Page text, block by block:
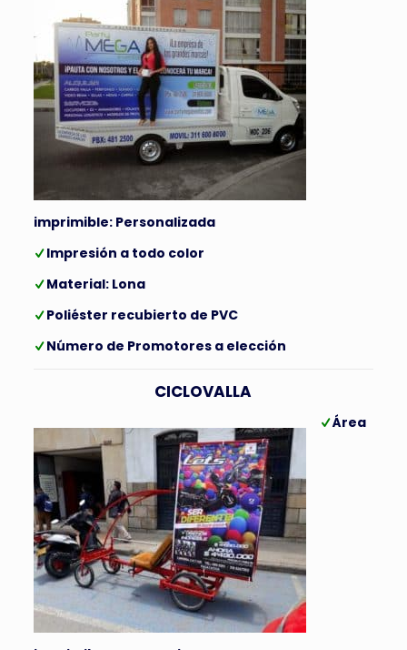
imprimible: Personalizada
Impresión a todo color
Material: Lona
Poliéster recubierto de PVC
Número de Promotores a elección
CICLOVALLA
Área